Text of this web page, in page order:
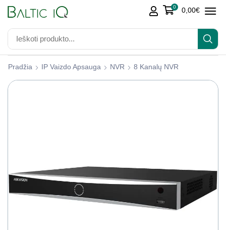
0 0,00€
Pradžia IP Vaizdo Apsauga NVR 8 Kanalų NVR